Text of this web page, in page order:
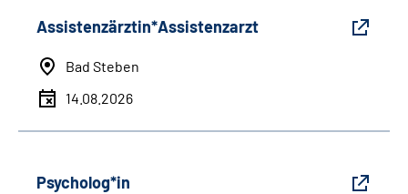
Assistenzärztin*Assistenzarzt
Bad Steben
14.08.2026
Psycholog*in